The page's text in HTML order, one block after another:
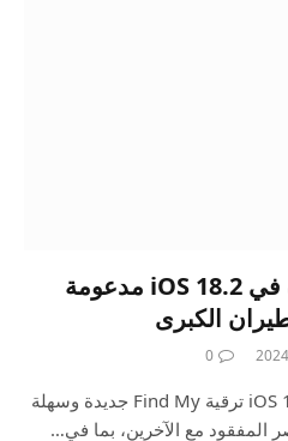
ميزة Find My الجديدة في iOS 18.2 مدعومة
الكبرى
0
في الأسبوع الماضي، قدم iOS 18.2 ترقية Find My جديدة وسهلة
المفقود مع الآخرين، بما في…